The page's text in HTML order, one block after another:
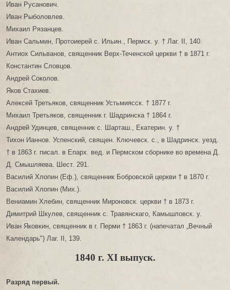
Иван Русанович.
Иван Рыболовлев.
Михаил Рязанцев.
Иван Сальмин, Протоиерей с. Ильин., Пермск. у. † Лаг. ІІ, 140.
Антиох Сильванов, священник Верх-Теченской церкви † в 1871 г.
Константин Словцов.
Андрей Соколов.
Яков Стахиев.
Алексей Третьяков, священник Устьмиясск. † 1877 г.
Михаил Третьяков, священник г. Шадринска † 1864 г.
Андрей Удинцев, священник с. Шарташ., Екатерин. у. †
Тихон Ианнов. Успенский, священ. Ключевск. с., в Шадринск. уезд.
† в 1863 г. писал. в Епарх. вед. и Пермском сборнике во времена Д.
Д. Смышляева. Шест. 291.
Василий Хлопин (Еф.), священник Бобровской церкви † в 1870 г.
Василий Хлопин (Мих.).
Вениамин Хлебин, священник Мироновск. церкви † в 1873 г.
Димитрий Шкулев, священник с. Травянскаго, Камышловск. у.
Иван Яковкин, священник в г. Перми † 1863 г. (напечатал „Вечный
Календарь") Лаг. II, 139.
1840 г. XI выпуск.
Разряд первый.